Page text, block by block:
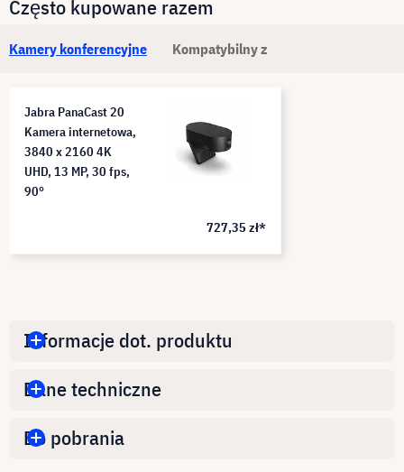
Często kupowane razem
Kamery konferencyjne Kompatybilny z
Jabra PanaCast 20
Kamera internetowa,
3840 x 2160 4K
UHD, 13 MP, 30 fps,
90°
727,35 zł*
Informacje dot. produktu
Dane techniczne
Do pobrania